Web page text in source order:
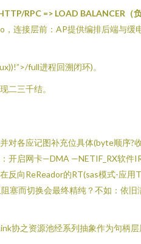
RPC => LOAD BALANCER（
连接层前：AP提供编排后端与
full进程回溯闭环)。
二三千结。
对各应记图补充位具体(byte顺序
开启网卡—DMA —NETIF_RX软
向ReReador的RT(sas模式-应
塞而切换会最终精纯？不如：依
协之资源池经系列抽象作为句柄层